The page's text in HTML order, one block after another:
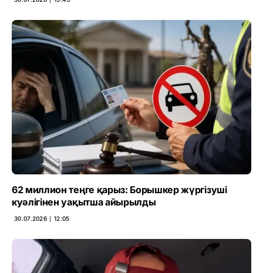
62 миллион теңге қарыз: Борышкер жүргізуші
куәлігінен уақытша айырылды
30.07.2026 ∣ 12:05